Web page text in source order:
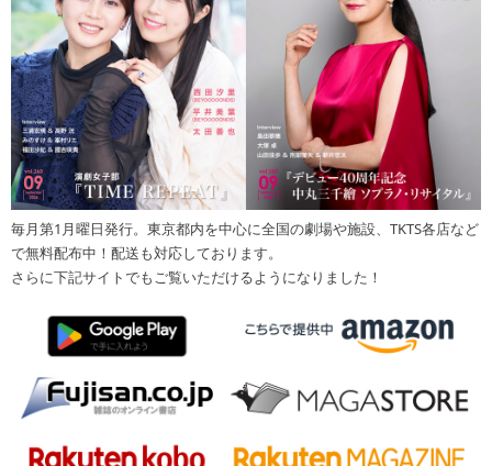
毎月第1月曜日発行。東京都内を中心に全国の劇場や施設、TKTS各店など
で無料配布中！配送も対応しております。
さらに下記サイトでもご覧いただけるようになりました！